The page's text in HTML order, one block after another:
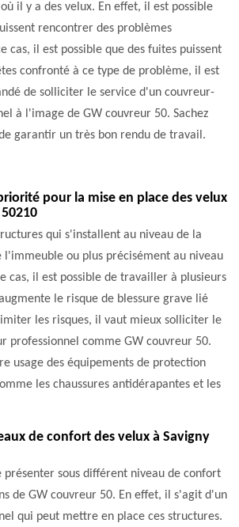
il y a des velux. En effet, il est possible
rencontrer des problèmes
cas, il est possible que des fuites puissent
confronté à ce type de problème, il est
de solliciter le service d'un couvreur-
à l'image de GW couvreur 50. Sachez
garantir un très bon rendu de travail.
pour la mise en place des velux
qui s'installent au niveau de la
l'immeuble ou plus précisément au niveau
cas, il est possible de travailler à plusieurs
le risque de blessure grave lié
les risques, il vaut mieux solliciter le
professionnel comme GW couvreur 50.
usage des équipements de protection
les chaussures antidérapantes et les
de confort des velux à Savigny
présenter sous différent niveau de confort
de GW couvreur 50. En effet, il s'agit d'un
qui peut mettre en place ces structures.